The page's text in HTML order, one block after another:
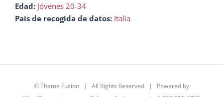
Edad: Jóvenes 20-34
País de recogida de datos: Italia
©Theme Fusion | All Rights Reserved | Powered by